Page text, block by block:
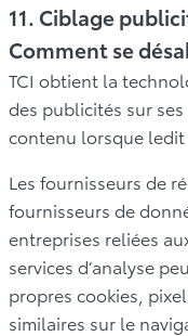
11. Ciblage
Comment se
TCI obtient la
des publicités sur
contenu lorsque
Les fournisseurs de
fournisseurs de
entreprises reliées
services d’analyse
propres cookies,
similaires sur le